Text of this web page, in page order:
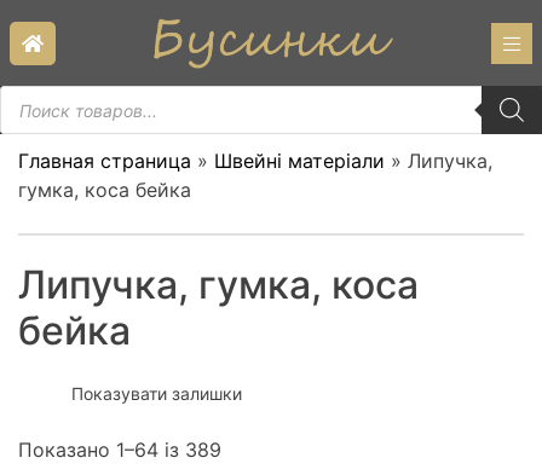
content
Пошук
товарів
Главная страница » Швейні матеріали » Липучка,
гумка, коса бейка
Липучка, гумка, коса
бейка
Показувати залишки
Показано 1–64 із 389